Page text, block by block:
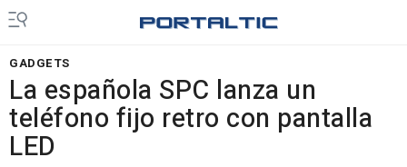
GADGETS
La española SPC lanza un
teléfono fijo retro con pantalla
LED